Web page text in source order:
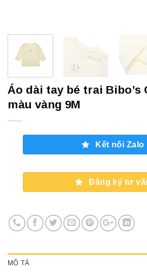
Áo dài tay bé trai Bibo’s
màu vàng 9M
Kết nối Zalo
Đăng ký tư
MÔ TẢ